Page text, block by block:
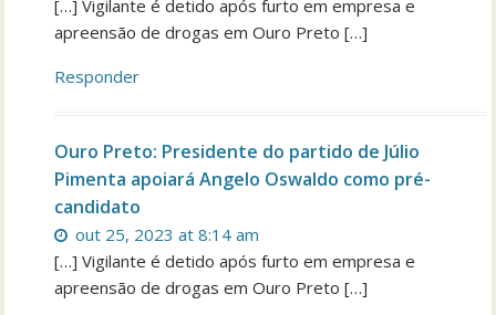
[…] Vigilante é detido após furto em empresa e
apreensão de drogas em Ouro Preto […]
Responder
Ouro Preto: Presidente do partido de Júlio
Pimenta apoiará Angelo Oswaldo como pré-
candidato
out 25, 2023 at 8:14 am
[…] Vigilante é detido após furto em empresa e
apreensão de drogas em Ouro Preto […]